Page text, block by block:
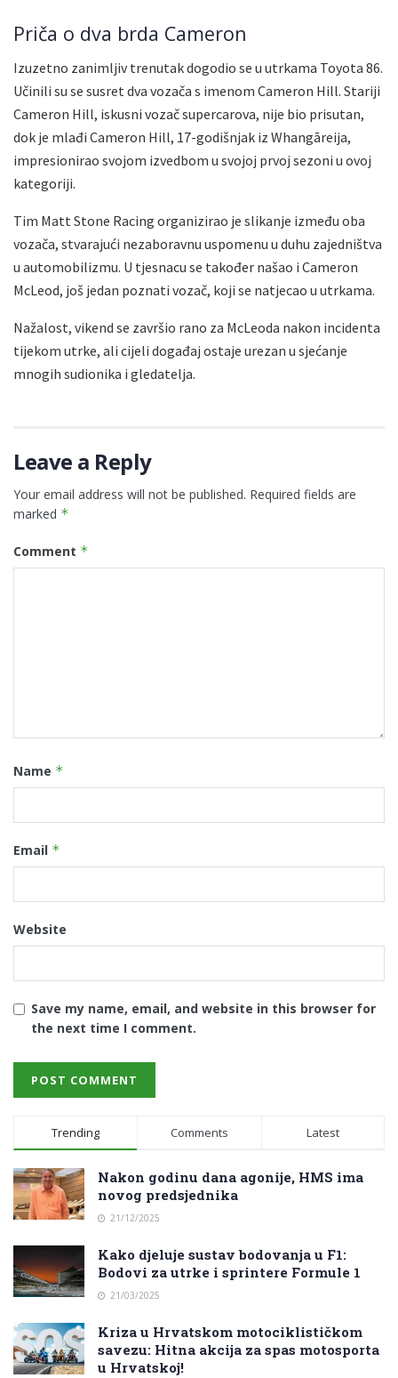
Priča o dva brda Cameron
Izuzetno zanimljiv trenutak dogodio se u utrkama Toyota 86.
Učinili su se susret dva vozača s imenom Cameron Hill. Stariji
Cameron Hill, iskusni vozač supercarova, nije bio prisutan,
dok je mlađi Cameron Hill, 17-godišnjak iz Whangāreija,
impresionirao svojom izvedbom u svojoj prvoj sezoni u ovoj
kategoriji.
Tim Matt Stone Racing organizirao je slikanje između oba
vozača, stvarajući nezaboravnu uspomenu u duhu zajedništva
u automobilizmu. U tjesnacu se također našao i Cameron
McLeod, još jedan poznati vozač, koji se natjecao u utrkama.
Nažalost, vikend se završio rano za McLeoda nakon incidenta
tijekom utrke, ali cijeli događaj ostaje urezan u sjećanje
mnogih sudionika i gledatelja.
Leave a Reply
Your email address will not be published. Required fields are
marked *
Comment *
Name *
Email *
Website
Save my name, email, and website in this browser for
the next time I comment.
Trending Comments Latest
Nakon godinu dana agonije, HMS ima
novog predsjednika
21/12/2025
Kako djeluje sustav bodovanja u F1:
Bodovi za utrke i sprintere Formule 1
21/03/2025
Kriza u Hrvatskom motociklističkom
savezu: Hitna akcija za spas motosporta
u Hrvatskoj!